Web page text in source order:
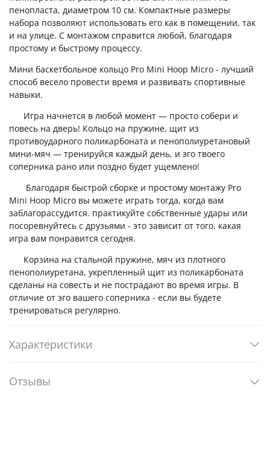
пенопласта, диаметром 10 см. Компактные размеры
набора позволяют использовать его как в помещении, так
и на улице. С монтажом справится любой, благодаря
простому и быстрому процессу.
Мини баскетбольное кольцо Pro Mini Hoop Micro - лучший
способ весело провести время и развивать спортивные
навыки.
Игра начнется в любой момент — просто собери и
повесь на дверь! Кольцо на пружине, щит из
противоударного поликарбоната и пенополиуретановый
мини-мяч — тренируйся каждый день, и эго твоего
соперника рано или поздно будет ущемлено!
Благодаря быстрой сборке и простому монтажу Pro
Mini Hoop Micro вы можете играть тогда, когда вам
заблагорассудится. практикуйте собственные удары или
посоревнуйтесь с друзьями - это зависит от того, какая
игра вам понравится сегодня.
Корзина на стальной пружине, мяч из плотного
пенополиуретана, укрепленный щит из поликарбоната
сделаны на совесть и не пострадают во время игры. В
отличие от эго вашего соперника - если вы будете
тренироваться регулярно.
Характеристики
Отзывы